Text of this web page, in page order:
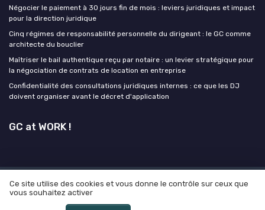
Négocier le paiement à 30 jours fin de mois : leviers juridiques et impact
pour la direction juridique
Cinq régimes de responsabilité personnelle du dirigeant : le GC comme
architecte du bouclier
Maîtriser le bail authentique reçu par notaire : un levier stratégique pour
la négociation de contrats de location en entreprise
Confidentialité des consultations juridiques internes : ce que les DJ
doivent organiser avant le décret d'application
GC at WORK !
Mentions légales Politique de confidentialité
Grande
enquête 2025 sur l'IA et les directeurs juridiques
Ce site utilise des cookies et vous donne le contrôle sur ceux que
vous souhaitez activer